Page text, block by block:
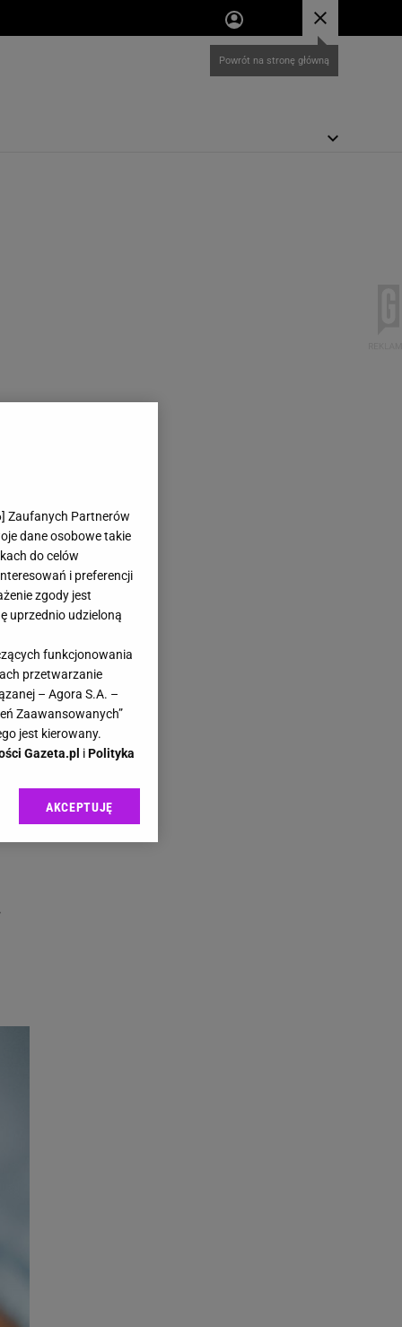
] Zaufanych Partnerów
dane osobowe takie
do celów
i preferencji
zgody jest
uprzednio udzieloną
funkcjonowania
przetwarzanie
– Agora S.A. –
Zaawansowanych”
jest kierowany.
Gazeta.pl iPolityka
sp. z o.o., jej
AKCEPTUJĘ